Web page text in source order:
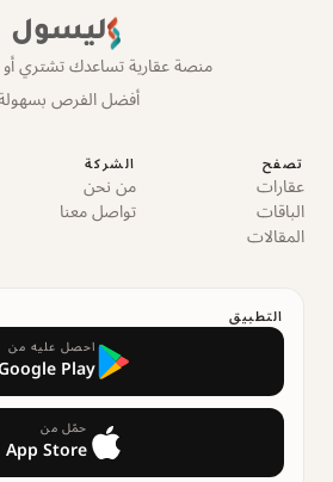
ليسول
منصة عقارية تساعدك تشتري أو
أفضل الفرص
تصفح
عقارات
الباقات
المقالات
الشركة
من نحن
تواصل معنا
التطبيق
احصل عليه من
Play
حمّل من
App Store